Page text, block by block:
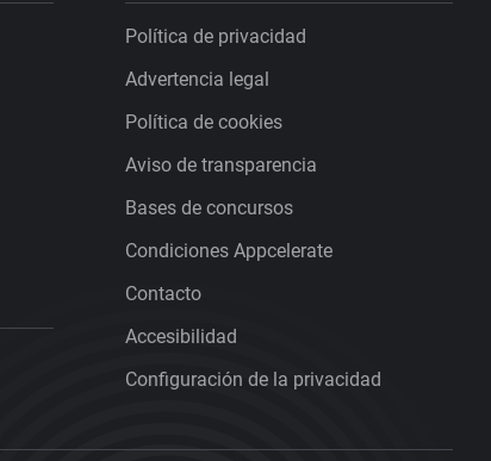
Política de privacidad
Advertencia legal
Política de cookies
Aviso de transparencia
Bases de concursos
Condiciones Appcelerate
Contacto
Accesibilidad
Configuración de la privacidad